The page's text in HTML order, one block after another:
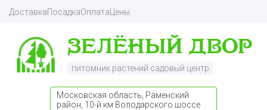
ДоставкаПосадкаОплата Цены
питомник растений садовый центр
Московская область, Раменский
район, 10-й км Володарского шоссе